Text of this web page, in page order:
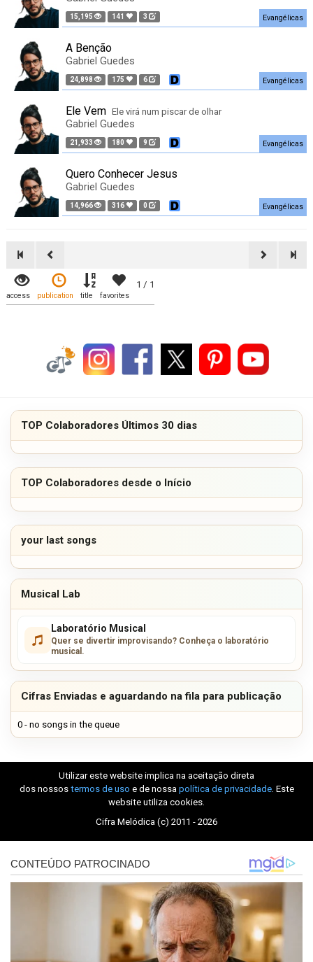
15,195 141 3 Evangélicas
A Benção
Gabriel Guedes
24,898 175 6 Evangélicas
Ele Vem Ele virá num piscar de olhar
Gabriel Guedes
21,933 180 9 Evangélicas
Quero Conhecer Jesus
Gabriel Guedes
14,966 316 0 Evangélicas
1 / 1
access publication title favorites
TOP Colaboradores Últimos 30 dias
TOP Colaboradores desde o Início
your last songs
Musical Lab
Laboratório Musical
Quer se divertir improvisando? Conheça o laboratório
musical.
Cifras Enviadas e aguardando na fila para publicação
0 - no songs in the queue
Utilizar este website implica na aceitação direta
dos nossos termos de uso e de nossa política de privacidade. Este
website utiliza cookies.
Cifra Melódica (c) 2011 - 2026